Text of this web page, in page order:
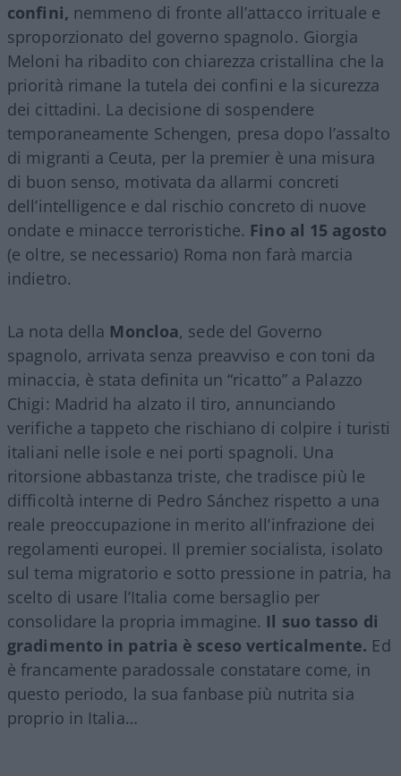
confini, nemmeno di fronte all’attacco irrituale e
sproporzionato del governo spagnolo. Giorgia
Meloni ha ribadito con chiarezza cristallina che la
priorità rimane la tutela dei confini e la sicurezza
dei cittadini. La decisione di sospendere
temporaneamente Schengen, presa dopo l’assalto
di migranti a Ceuta, per la premier è una misura
di buon senso, motivata da allarmi concreti
dell’intelligence e dal rischio concreto di nuove
ondate e minacce terroristiche. Fino al 15 agosto
(e oltre, se necessario) Roma non farà marcia
indietro.
La nota della Moncloa, sede del Governo
spagnolo, arrivata senza preavviso e con toni da
minaccia, è stata definita un “ricatto” a Palazzo
Chigi: Madrid ha alzato il tiro, annunciando
verifiche a tappeto che rischiano di colpire i turisti
italiani nelle isole e nei porti spagnoli. Una
ritorsione abbastanza triste, che tradisce più le
difficoltà interne di Pedro Sánchez rispetto a una
reale preoccupazione in merito all’infrazione dei
regolamenti europei. Il premier socialista, isolato
sul tema migratorio e sotto pressione in patria, ha
scelto di usare l’Italia come bersaglio per
consolidare la propria immagine. Il suo tasso di
gradimento in patria è sceso verticalmente. Ed
è francamente paradossale constatare come, in
questo periodo, la sua fanbase più nutrita sia
proprio in Italia…